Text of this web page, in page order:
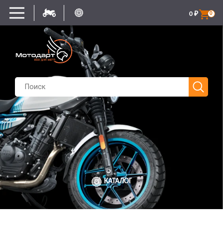
0
0 ₽
КАТАЛОГ